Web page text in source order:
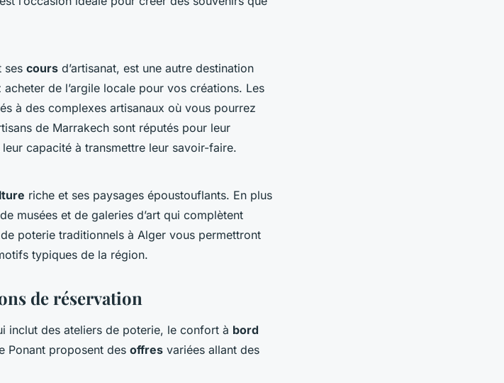
ses cours d’artisanat, est une autre destination
de l’argile locale pour vos créations. Les
à des complexes artisanaux où vous pourrez
de Marrakech sont réputés pour leur
capacité à transmettre leur savoir-faire.
riche et ses paysages époustouflants. En plus
musées et de galeries d’art qui complètent
de poterie traditionnels à Alger vous permettront
typiques de la région.
de réservation
inclut des ateliers de poterie, le confort à bord
Ponant proposent des offres variées allant des